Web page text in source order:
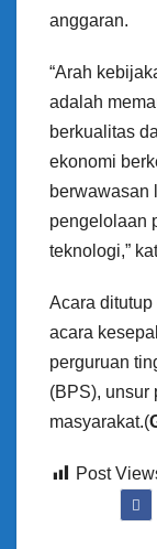
anggaran.
“Arah
adalah
berkualitas
ekonomi
berwawasan
pengelolaan
teknologi,”
Acara
acara
perguruan
(BPS), unsur
masyarakat.(
Post